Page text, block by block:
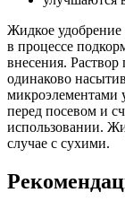
Жидкое
в процессе
внесения. Раствор
одинаково
микроэлементами
перед посевом и
использовании.
случае с сухими.